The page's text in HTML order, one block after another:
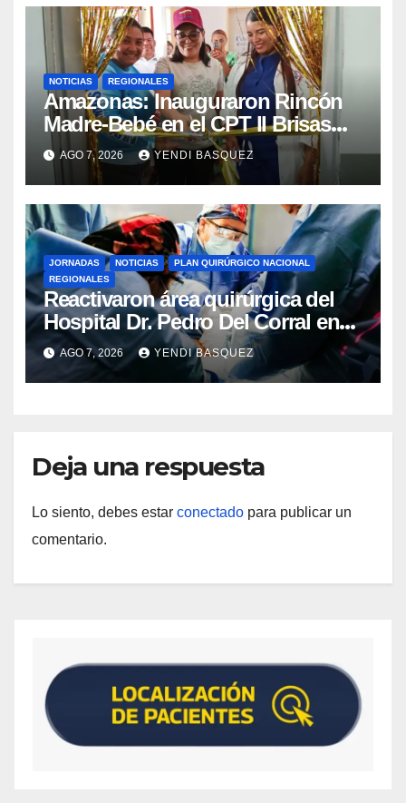
NOTICIAS REGIONALES
​Amazonas: Inauguraron Rincón
Madre-Bebé en el CPT II Brisas
del Aeropuerto ​Inauguraron
Rincón
AGO 7, 2026 YENDI BASQUEZ
JORNADAS NOTICIAS
PLAN QUIRÚRGICO NACIONAL
REGIONALES
Reactivaron área quirúrgica del
Hospital Dr. Pedro Del Corral en
Guárico
AGO 7, 2026 YENDI BASQUEZ
Deja una respuesta
Lo siento, debes estar conectado para publicar un
comentario.